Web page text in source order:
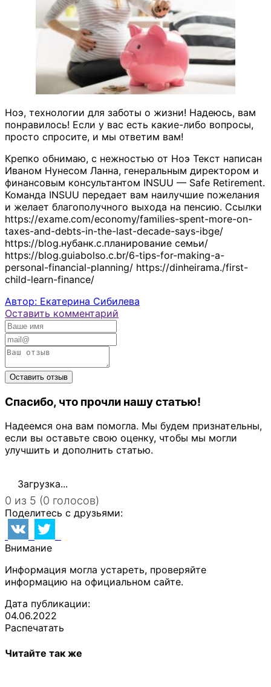
Ноэ, технологии для заботы о жизни! Надеюсь, вам
понравилось! Если у вас есть какие-либо вопросы,
просто спросите, и мы ответим вам!
Крепко обнимаю, с нежностью от Ноэ Текст написан
Иваном Нунесом Ланна, генеральным директором и
финансовым консультантом INSUU — Safe Retirement.
Команда INSUU передает вам наилучшие пожелания
и желает благополучного выхода на пенсию. Ссылки
https://exame.com/economy/families-spent-more-on-
taxes-and-debts-in-the-last-decade-says-ibge/
https://blog.нубанк.с.планирование семьи/
https://blog.guiabolso.с.br/6-tips-for-making-a-
personal-financial-planning/ https://dinheirama./first-
child-learn-finance/
Автор: Екатерина Сибилева
Оставить комментарий
Спасибо, что прочли нашу статью!
Надеемся она вам помогла. Мы будем признательны,
если вы оставьте свою оценку, чтобы мы могли
улучшить и дополнить статью.
Загрузка...
0 из 5 (0 голосов)
Поделитесь с друзьями:
Внимание
Информация могла устареть, проверяйте
информацию на официальном сайте.
Дата публикации:
04.06.2022
Распечатать
Читайте так же